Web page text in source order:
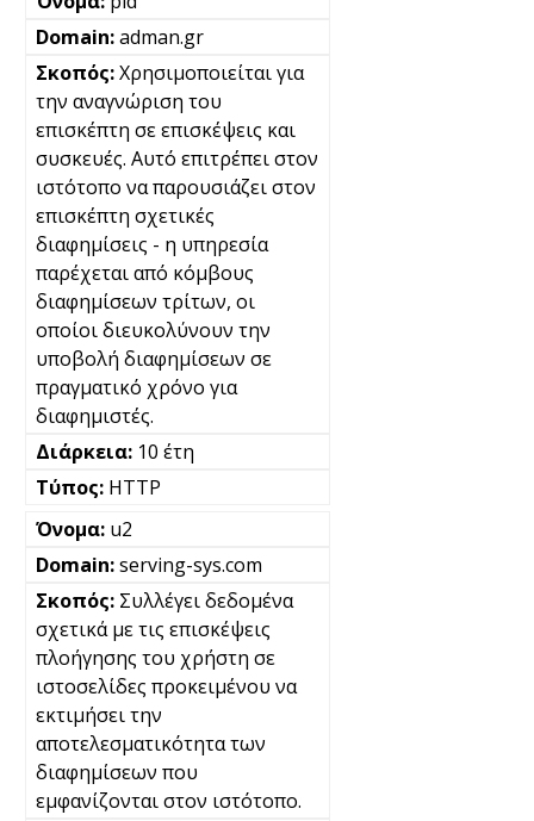
adman.gr
Χρησιμοποιείται για
την αναγνώριση του
επισκέπτη σε επισκέψεις και
συσκευές. Αυτό επιτρέπει στον
ιστότοπο να παρουσιάζει στον
επισκέπτη σχετικές
διαφημίσεις - η υπηρεσία
παρέχεται από κόμβους
διαφημίσεων τρίτων, οι
οποίοι διευκολύνουν την
υποβολή διαφημίσεων σε
πραγματικό χρόνο για
διαφημιστές.
10 έτη
HTTP
u2
serving-sys.com
Συλλέγει δεδομένα
σχετικά με τις επισκέψεις
πλοήγησης του χρήστη σε
ιστοσελίδες προκειμένου να
εκτιμήσει την
αποτελεσματικότητα των
διαφημίσεων που
εμφανίζονται στον ιστότοπο.